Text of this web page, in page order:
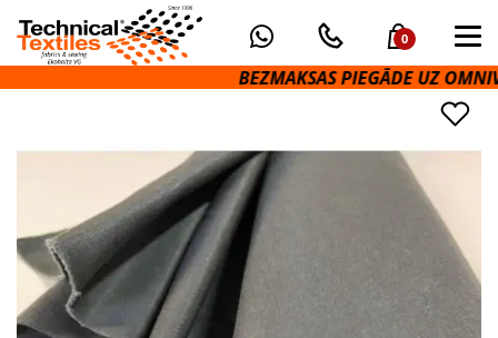
0
BEZMAKSAS PIEGĀDE UZ